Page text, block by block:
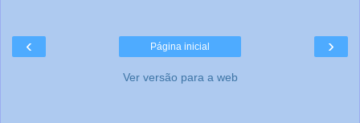
‹ ›
Página inicial
Ver versão para a web